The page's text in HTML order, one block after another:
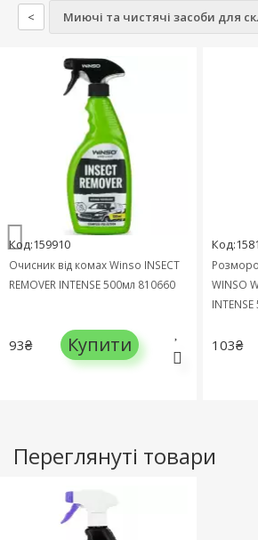
< Миючі та чистячі засоби для
Код:159910
Очисник від комах Winso INSECT
REMOVER INTENSE 500мл 810660
93₴ Купити
WINSO
103₴
Переглянуті товари